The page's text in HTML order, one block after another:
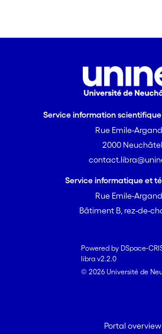
Service information
Rue Emile-Argand
2000 Neuchâtel
Service informatique et
Rue Emile-Argand
Bâtiment B, rez-de-
Powered by DSpace-
libra v2.2.0
© 2026 Université de
Portal overview